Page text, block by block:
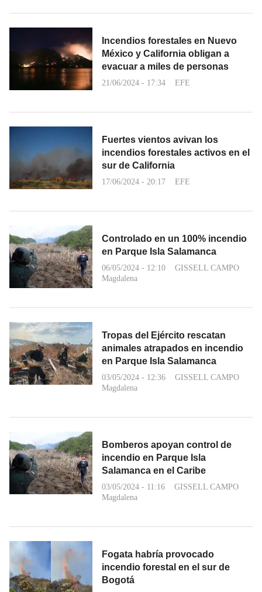
Incendios forestales en Nuevo
México y California obligan a
evacuar a miles de personas
21/06/2024 - 17:34 EFE
Fuertes vientos avivan los
incendios forestales activos en el
sur de California
17/06/2024 - 20:17 EFE
Controlado en un 100% incendio
en Parque Isla Salamanca
06/05/2024 - 12:10
GISSELL CAMPO
Magdalena
Tropas del Ejército rescatan
animales atrapados en incendio
en Parque Isla Salamanca
03/05/2024 - 12:36
GISSELL CAMPO
Magdalena
Bomberos apoyan control de
incendio en Parque Isla
Salamanca en el Caribe
03/05/2024 - 11:16
GISSELL CAMPO
Magdalena
Fogata habría provocado
incendio forestal en el sur de
Bogotá